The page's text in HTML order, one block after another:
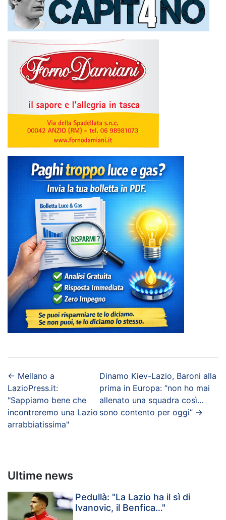
← Mellano a
LazioPress.it:
"Sappiamo bene che
incontreremo una Lazio
arrabbiatissima"
Dinamo Kiev-Lazio, Baroni alla
prima in Europa: “non ho mai
allenato una squadra così…
sono contento per oggi”→
Ultime news
Pedullà: "La Lazio ha il sì di
Ivanovic, il Benfica…"